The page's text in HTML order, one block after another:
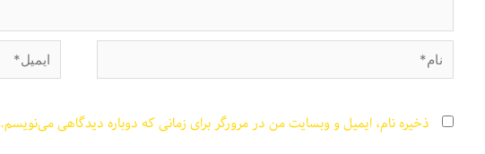
نام* ایمیل*
ذخیره نام، ایمیل و وبسایت من در مرورگر برای زمانی که دوباره دیدگاهی می‌نویسم.